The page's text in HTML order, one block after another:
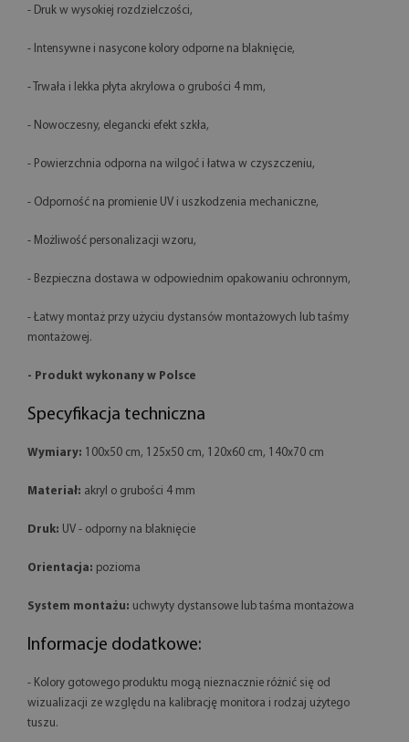
- Druk w wysokiej rozdzielczości,
- Intensywne i nasycone kolory odporne na blaknięcie,
- Trwała i lekka płyta akrylowa o grubości 4 mm,
- Nowoczesny, elegancki efekt szkła,
- Powierzchnia odporna na wilgoć i łatwa w czyszczeniu,
- Odporność na promienie UV i uszkodzenia mechaniczne,
- Możliwość personalizacji wzoru,
- Bezpieczna dostawa w odpowiednim opakowaniu ochronnym,
- Łatwy montaż przy użyciu dystansów montażowych lub taśmy
montażowej.
- Produkt wykonany w Polsce
Specyfikacja techniczna
Wymiary: 100x50 cm, 125x50 cm, 120x60 cm, 140x70 cm
Materiał: akryl o grubości 4 mm
Druk: UV - odporny na blaknięcie
Orientacja: pozioma
System montażu: uchwyty dystansowe lub taśma montażowa
Informacje dodatkowe:
- Kolory gotowego produktu mogą nieznacznie różnić się od
wizualizacji ze względu na kalibrację monitora i rodzaj użytego
tuszu.